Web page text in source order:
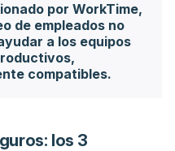
por WorkTime,
de empleados no
a los equipos
compatibles.
los 3